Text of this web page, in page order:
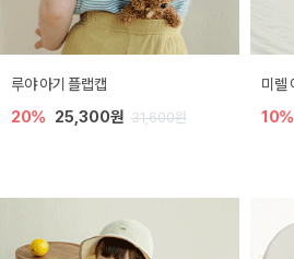
루야 아기 플랩캡
20% 25,300원 31,600원
미렐
10%